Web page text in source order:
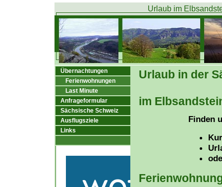
Urlaub im
Übernachtungen
Ferienwohnungen
Last Minute
Anfrageformular
Sächsische Schweiz
Ausflugsziele
Links
Urlaub in der
im
Finden